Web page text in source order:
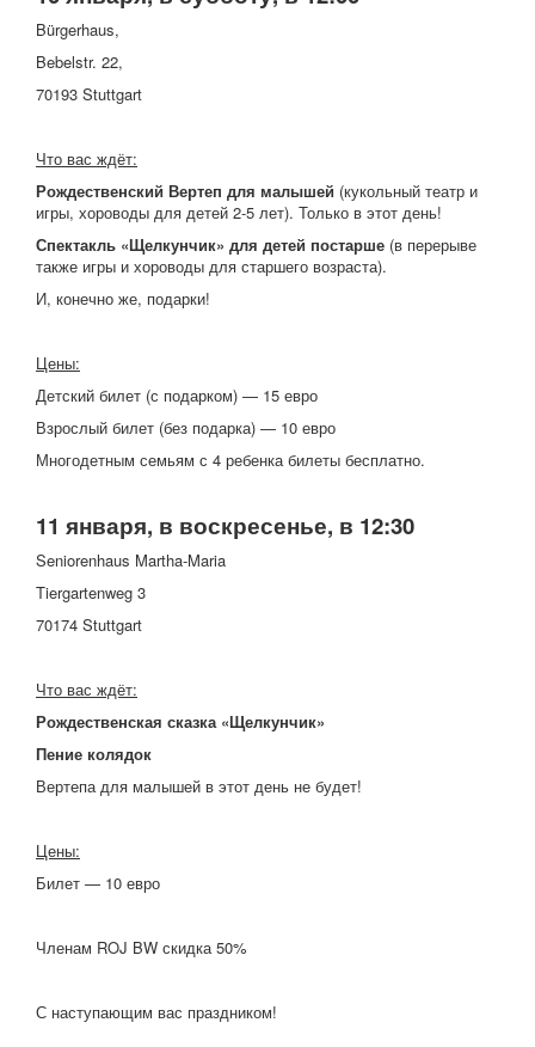
Bürgerhaus,
Bebelstr. 22,
70193 Stuttgart
Что вас ждёт:
Рождественский Вертеп для малышей (кукольный театр и
игры, хороводы для детей 2-5 лет). Только в этот день!
Спектакль «Щелкунчик» для детей постарше (в перерыве
также игры и хороводы для старшего возраста).
И, конечно же, подарки!
Цены:
Детский билет (с подарком) — 15 евро
Взрослый билет (без подарка) — 10 евро
Многодетным семьям с 4 ребенка билеты бесплатно.
11 января, в воскресенье, в 12:30
Seniorenhaus Martha-Maria
Tiergartenweg 3
70174 Stuttgart
Что вас ждёт:
Рождественская сказка «Щелкунчик»
Пение колядок
Вертепа для малышей в этот день не будет!
Цены:
Билет — 10 евро
Членам ROJ BW скидка 50%
С наступающим вас праздником!